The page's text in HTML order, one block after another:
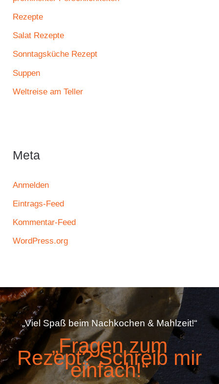
Rezepte
Salat Rezepte
Sonntagsküche Rezept
Suppen
Weltreise am Teller
Meta
Anmelden
Eintrags-Feed
Kommentar-Feed
WordPress.org
„Viel Spaß beim Nachkochen & Mahlzeit!“
„Fragen zum
Rezept? Schreib mir
einfach!“